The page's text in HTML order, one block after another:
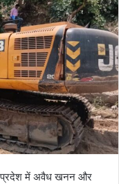
प्रदेश में अवैध खनन और